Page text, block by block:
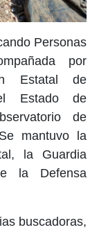
Personas
por
Estatal de
Estado de
de
mantuvo la
la Guardia
la Defensa
buscadoras,